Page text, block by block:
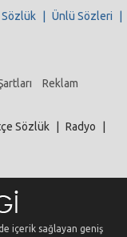
Sözlük Ünlü Sözleri
Reklam
Sözlük Radyo
içerik sağlayan geniş